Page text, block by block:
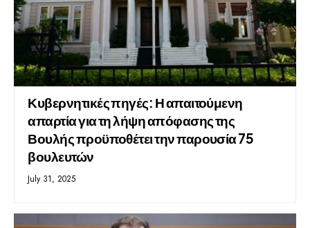
Κυβερνητικές πηγές: Η απαιτούμενη
απαρτία για τη λήψη απόφασης της
Βουλής προϋποθέτει την παρουσία 75
βουλευτών
July 31, 2025